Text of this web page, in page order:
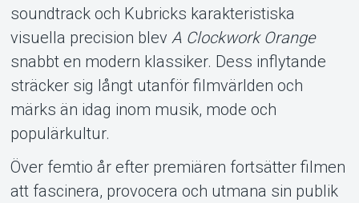
soundtrack och Kubricks karakteristiska
visuella precision blev A Clockwork Orange
snabbt en modern klassiker. Dess inflytande
sträcker sig långt utanför filmvärlden och
märks än idag inom musik, mode och
populärkultur.
Över femtio år efter premiären fortsätter filmen
att fascinera, provocera och utmana sin publik